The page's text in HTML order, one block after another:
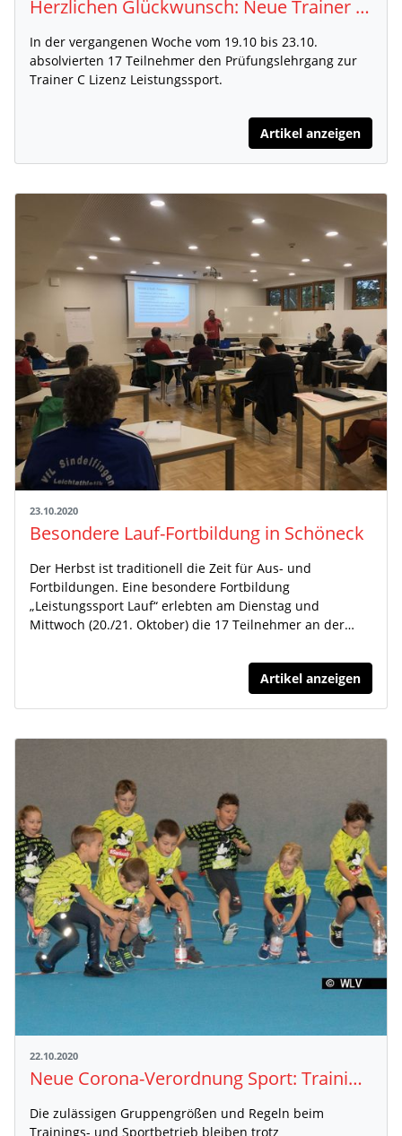
Herzlichen Glückwunsch: Neue Trainer C Leistungssport-Lizenzinhaber
In der vergangenen Woche vom 19.10 bis 23.10.
absolvierten 17 Teilnehmer den Prüfungslehrgang zur
Trainer C Lizenz Leistungssport.
Artikel anzeigen
23.10.2020
Besondere Lauf-Fortbildung in Schöneck
Der Herbst ist traditionell die Zeit für Aus- und
Fortbildungen. Eine besondere Fortbildung
„Leistungssport Lauf“ erlebten am Dienstag und
Mittwoch (20./21. Oktober) die 17 Teilnehmer an der…
Artikel anzeigen
22.10.2020
Neue Corona-Verordnung Sport: Training weiterhin mit 20 Personen erlaubt
Die zulässigen Gruppengrößen und Regeln beim
Trainings- und Sportbetrieb bleiben trotz